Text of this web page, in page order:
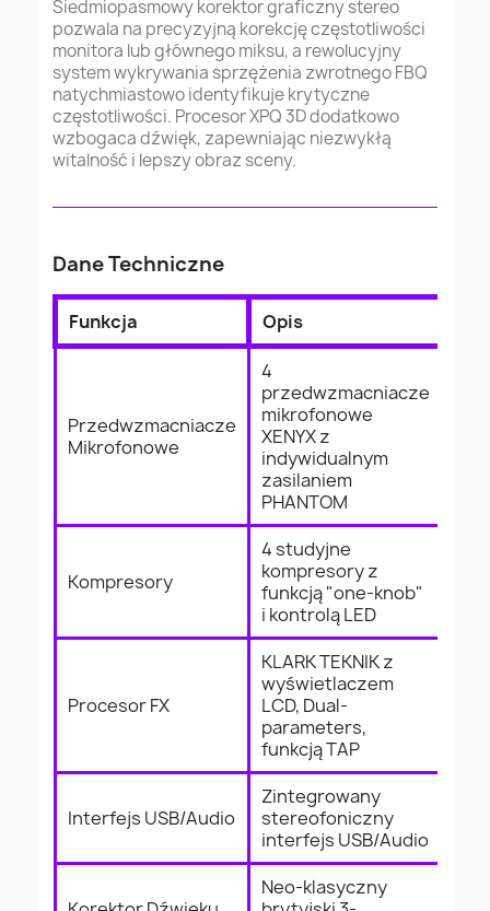
Siedmiopasmowy korektor graficzny stereo
pozwala na precyzyjną korekcję częstotliwości
monitora lub głównego miksu, a rewolucyjny
system wykrywania sprzężenia zwrotnego FBQ
natychmiastowo identyfikuje krytyczne
częstotliwości. Procesor XPQ 3D dodatkowo
wzbogaca dźwięk, zapewniając niezwykłą
witalność i lepszy obraz sceny.
Dane Techniczne
Funkcja Opis
Przedwzmacniacze
Mikrofonowe
4
przedwzmacniacze
mikrofonowe
XENYX z
indywidualnym
zasilaniem
PHANTOM
Kompresory
4 studyjne
kompresory z
funkcją "one-knob"
i kontrolą LED
Procesor FX
KLARK TEKNIK z
wyświetlaczem
LCD, Dual-
parameters,
funkcją TAP
Interfejs USB/Audio
Zintegrowany
stereofoniczny
interfejs USB/Audio
Neo-klasyczny